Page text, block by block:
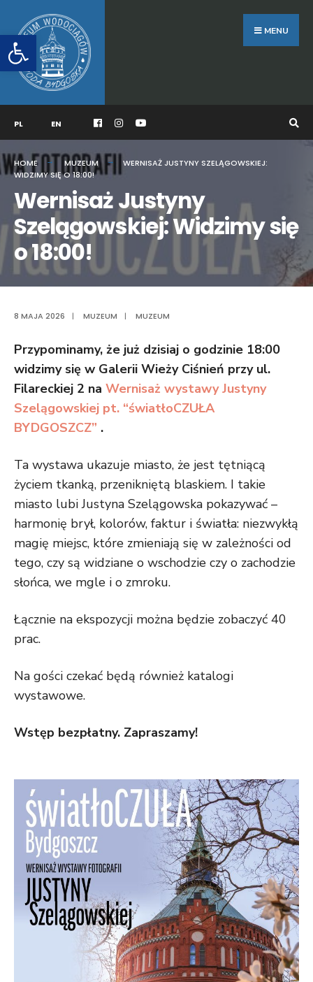
Otwórz pasek narzędzi
to
content
MENU
PL EN
HOME MUZEUM
WERNISAŻ JUSTYNY SZELĄGOWSKIEJ:
WIDZIMY SIĘ O 18:00!
Wernisaż Justyny
Szelągowskiej: Widzimy się
o 18:00!
8 MAJA 2026 | MUZEUM | MUZEUM
Przypominamy, że już dzisiaj o godzinie 18:00
widzimy się w Galerii Wieży Ciśnień przy ul.
Filareckiej 2 na Wernisaż wystawy Justyny
Szelągowskiej pt. “światłoCZUŁA
BYDGOSZCZ” .
Ta wystawa ukazuje miasto, że jest tętniącą
życiem tkanką, przenikniętą blaskiem. I takie
miasto lubi Justyna Szelągowska pokazywać –
harmonię brył, kolorów, faktur i światła: niezwykłą
magię miejsc, które zmieniają się w zależności od
tego, czy są widziane o wschodzie czy o zachodzie
słońca, we mgle i o zmroku.
Łącznie na ekspozycji można będzie zobaczyć 40
prac.
Na gości czekać będą również katalogi
wystawowe.
Wstęp bezpłatny. Zapraszamy!
for: